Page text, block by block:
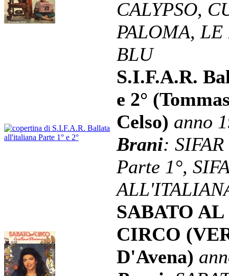
CALYPSO,
PALOMA,
BLU
S.I.F.A.R.
e 2°
Celso) anno
Brani:
Parte 1°,
SABATO
CIRCO
D'Avena)